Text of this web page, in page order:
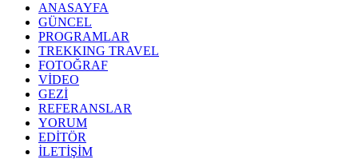
ANASAYFA
GÜNCEL
PROGRAMLAR
TREKKING TRAVEL
FOTOĞRAF
VİDEO
GEZİ
REFERANSLAR
YORUM
EDİTÖR
İLETİŞİM